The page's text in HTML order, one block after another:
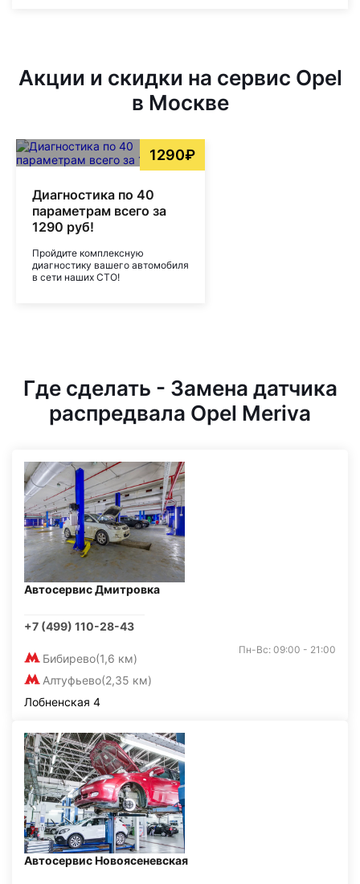
Акции и скидки на сервис Opel
в Москве
1290₽
Диагностика по 40
параметрам всего за
1290 руб!
Пройдите комплексную
диагностику вашего автомобиля
в сети наших СТО!
Где сделать - Замена датчика
распредвала Opel Meriva
Автосервис Дмитровка
+7 (499) 110-28-43
Бибирево(1,6 км)
Алтуфьево(2,35 км)
Пн-Вс: 09:00 - 21:00
Лобненская 4
Автосервис Новоясеневская